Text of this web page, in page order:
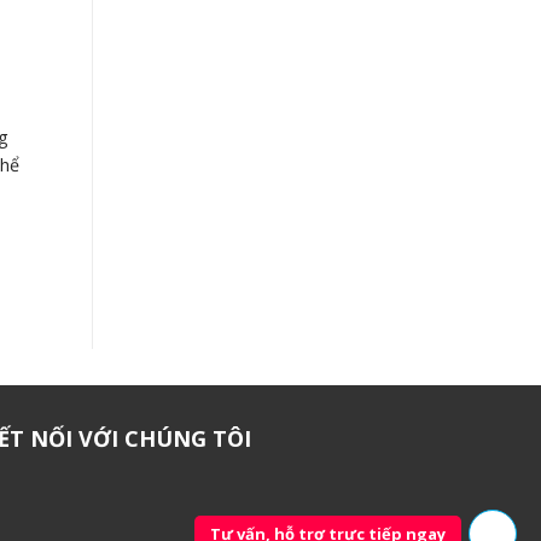
NỐI VỚI CHÚNG TÔI
Tư vấn, hỗ trợ trực tiếp ngay